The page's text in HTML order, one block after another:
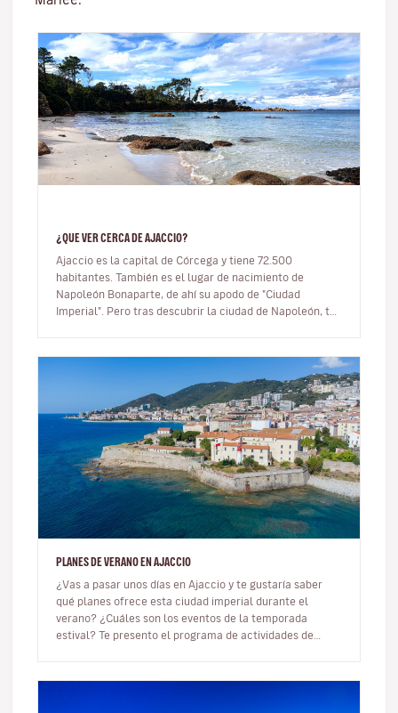
¿QUE VER CERCA DE AJACCIO?
Ajaccio es la capital de Córcega y tiene 72.500
habitantes. También es el lugar de nacimiento de
Napoleón Bonaparte, de ahí su apodo de "Ciudad
Imperial". Pero tras descubrir la ciudad de Napoleón, te
PLANES DE VERANO EN AJACCIO
¿Vas a pasar unos días en Ajaccio y te gustaría saber
qué planes ofrece esta ciudad imperial durante el
verano? ¿Cuáles son los eventos de la temporada
estival? Te presento el programa de actividades de